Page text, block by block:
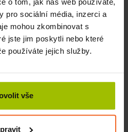
o tom, jak náš web používáte,
pro sociální média, inzerci a
mohou zkombinovat s
jste jim poskytli nebo které
používáte jejich služby.
vše
Kč
DIGI-FLEX, 3,2-10,4 kg, modrý